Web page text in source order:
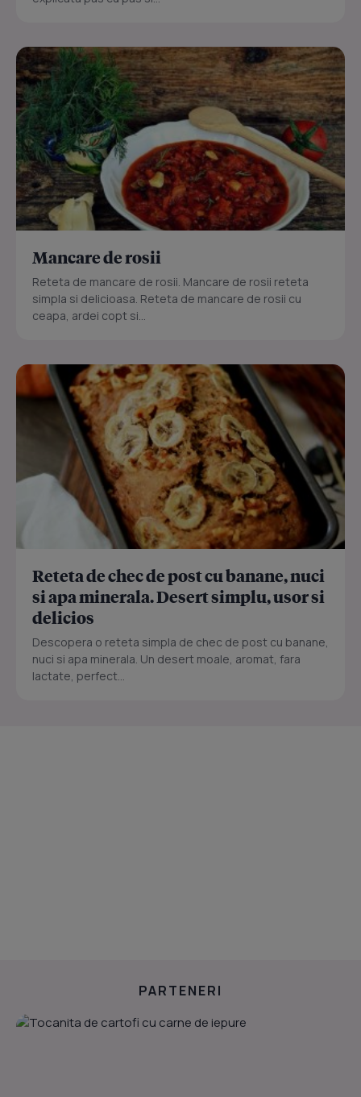
Mancare de rosii
Reteta de mancare de rosii. Mancare de rosii reteta
simpla si delicioasa. Reteta de mancare de rosii cu
ceapa, ardei copt si...
Reteta de chec de post cu banane, nuci
si apa minerala. Desert simplu, usor si
delicios
Descopera o reteta simpla de chec de post cu banane,
nuci si apa minerala. Un desert moale, aromat, fara
lactate, perfect...
PARTENERI